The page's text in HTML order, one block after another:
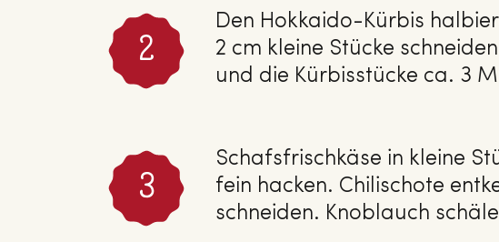
Den Hokkaido-Kürbis
2 cm kleine Stücke
und die Kürbisstücke ca. 3
Schafsfrischkäse in kleine
fein hacken. Chilischote
schneiden. Knoblauch